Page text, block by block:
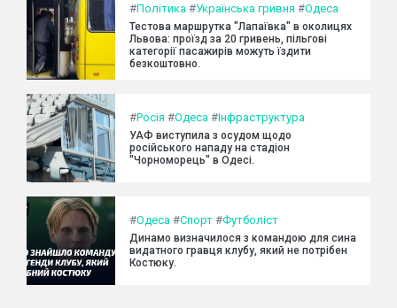
#Політика #Українська гривня #Одеса
Тестова маршрутка "Лапаївка" в околицях
Львова: проїзд за 20 гривень, пільгові
категорії пасажирів можуть їздити
безкоштовно.
#Росія #Одеса #Інфраструктура
УАФ виступила з осудом щодо
російського нападу на стадіон
"Чорноморець" в Одесі.
#Одеса #Спорт #Футболіст
Динамо визначилося з командою для сина
видатного гравця клубу, який не потрібен
Костюку.